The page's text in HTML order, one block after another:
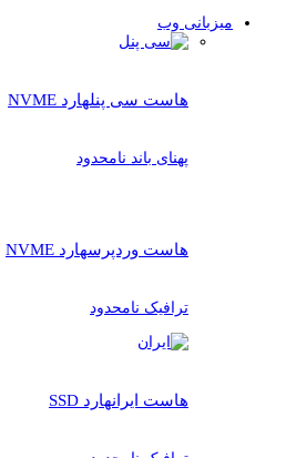
میزبانی وب
هاست سی پنلهارد NVME
پهنای باند نامحدود
هاست وردپرسهارد NVME
ترافیک نامحدود
هاست ایرانهارد SSD